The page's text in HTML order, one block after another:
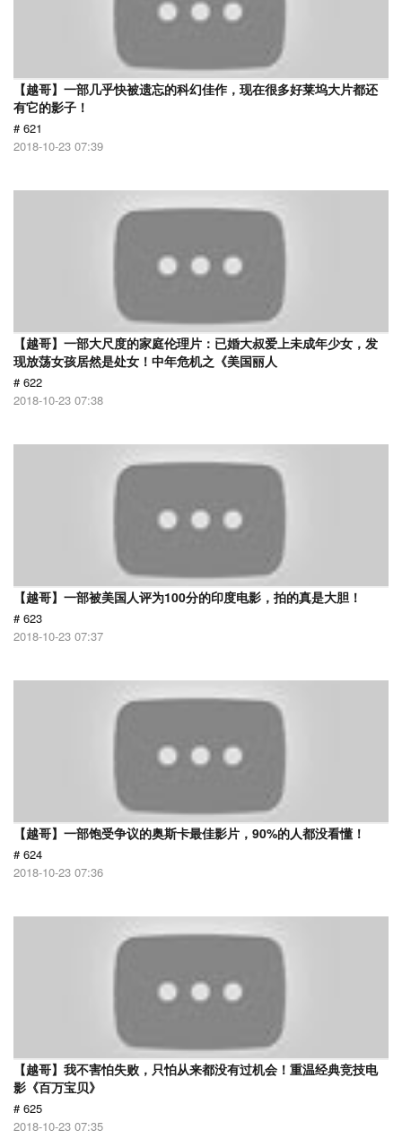
【越哥】一部几乎快被遗忘的科幻佳作，现在很多好莱坞大片都还
有它的影子！
# 621
2018-10-23 07:39
【越哥】一部大尺度的家庭伦理片：已婚大叔爱上未成年少女，发
现放荡女孩居然是处女！中年危机之《美国丽人
# 622
2018-10-23 07:38
【越哥】一部被美国人评为100分的印度电影，拍的真是大胆！
# 623
2018-10-23 07:37
【越哥】一部饱受争议的奥斯卡最佳影片，90%的人都没看懂！
# 624
2018-10-23 07:36
【越哥】我不害怕失败，只怕从来都没有过机会！重温经典竞技电
影《百万宝贝》
# 625
2018-10-23 07:35